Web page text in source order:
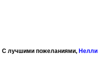
C лучшими пожеланиями, Нелли